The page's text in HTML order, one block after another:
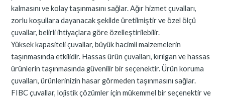
kalmasını ve kolay taşınmasını sağlar. Ağır hizmet çuvalları,
zorlu koşullara dayanacak şekilde üretilmiştir ve özel ölçü
çuvallar, belirli ihtiyaçlara göre özelleştirilebilir.
Yüksek kapasiteli çuvallar, büyük hacimli malzemelerin
taşınmasında etkilidir. Hassas ürün çuvalları, kırılgan ve hassas
ürünlerin taşınmasında güvenilir bir seçenektir. Ürün koruma
çuvalları, ürünlerinizin hasar görmeden taşınmasını sağlar.
FIBC çuvallar, lojistik çözümler için mükemmel bir seçenektir ve